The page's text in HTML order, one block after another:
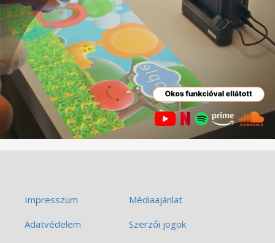
Impresszum
Médiaajánlat
Adatvédelem
Szerzői jogok